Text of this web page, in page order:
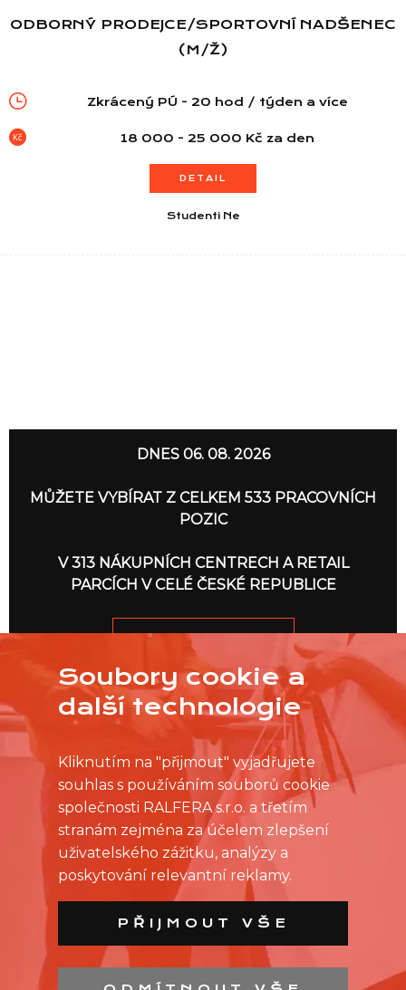
ODBORNÝ PRODEJCE/SPORTOVNÍ NADŠENEC
(M/Ž)
Zkrácený PÚ - 20 hod / týden a více
18 000 - 25 000 Kč za den
DETAIL
Studenti Ne
DNES 06. 08. 2026
MŮŽETE VYBÍRAT Z CELKEM 533 PRACOVNÍCH
POZIC
V 313 NÁKUPNÍCH CENTRECH A RETAIL
PARCÍCH V CELÉ ČESKÉ REPUBLICE
JDEME NA TO
Soubory cookie a
další technologie
Kliknutím na "přijmout" vyjadřujete
souhlas s používáním souborů cookie
společnosti RALFERA s.r.o. a třetím
stranám zejména za účelem zlepšení
uživatelského zážitku, analýzy a
poskytování relevantní reklamy.
PŘIJMOUT VŠE